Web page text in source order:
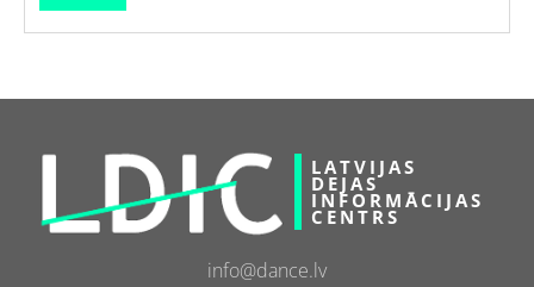
LATVIJAS
DEJAS
INFORMĀCIJAS
CENTRS
info@dance.lv